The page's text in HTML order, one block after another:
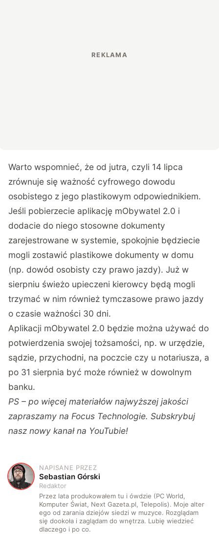
Warto wspomnieć, że od jutra, czyli 14 lipca
zrównuje się ważność cyfrowego dowodu
osobistego z jego plastikowym odpowiednikiem.
Jeśli pobierzecie aplikację mObywatel 2.0 i
dodacie do niego stosowne dokumenty
zarejestrowane w systemie, spokojnie będziecie
mogli zostawić plastikowe dokumenty w domu
(np. dowód osobisty czy prawo jazdy). Już w
sierpniu świeżo upieczeni kierowcy będą mogli
trzymać w nim również tymczasowe prawo jazdy
o czasie ważności 30 dni.
Aplikacji mObywatel 2.0 będzie można używać do
potwierdzenia swojej tożsamości, np. w urzędzie,
sądzie, przychodni, na poczcie czy u notariusza, a
po 31 sierpnia być może również w dowolnym
banku.
PS – po więcej materiałów najwyższej jakości
zapraszamy na Focus Technologie. Subskrybuj
nasz nowy kanał na YouTubie!
S
NAPISANE PRZEZ
Sebastian Górski
Redaktor
Przez lata produkowałem tu i ówdzie (PC World,
Komputer Świat, Next Gazeta.pl, Telepolis). Moje alter
ego od zarania dziejów siedzi w muzyce. Rozglądam
się dookoła i zaglądam do wnętrza. Lubię wiedzieć
dlaczego i po co.